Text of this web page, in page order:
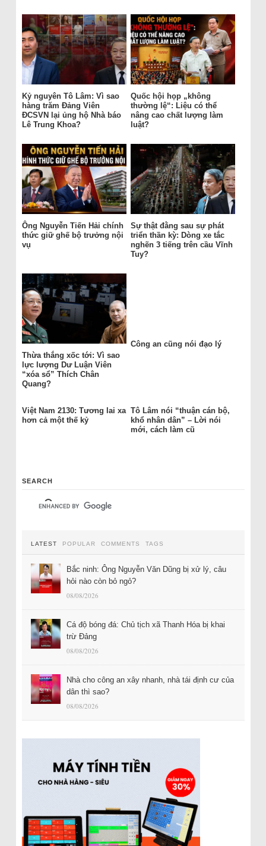
Kỷ nguyên Tô Lâm: Vì sao
hàng trăm Đảng Viên
ĐCSVN lại ủng hộ Nhà báo
Lê Trung Khoa?
Quốc hội họp „không
thường lệ“: Liệu có thể
nâng cao chất lượng làm
luật?
Ông Nguyễn Tiến Hải chính
thức giữ ghế bộ trưởng nội
vụ
Sự thật đằng sau sự phát
triển thần kỳ: Dòng xe tắc
nghẽn 3 tiếng trên cầu Vĩnh
Tuy?
Thừa thắng xốc tới: Vì sao
lực lượng Dư Luận Viên
“xóa sổ” Thích Chân
Quang?
Công an cũng nói đạo lý
Việt Nam 2130: Tương lai xa
hơn cả một thế kỷ
Tô Lâm nói “thuận cán bộ,
khổ nhân dân” – Lời nói
mới, cách làm cũ
SEARCH
LATEST POPULAR COMMENTS TAGS
Bắc ninh: Ông Nguyễn Văn Dũng bị xử lý, câu
hỏi nào còn bỏ ngỏ?
08/08/2026
Cá độ bóng đá: Chủ tịch xã Thanh Hóa bị khai
trừ Đảng
08/08/2026
Nhà cho công an xây nhanh, nhà tái định cư của
dân thì sao?
08/08/2026